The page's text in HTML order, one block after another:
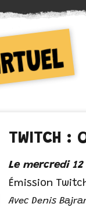
TWITCH :
Le mercredi 12
Émission
Avec Denis